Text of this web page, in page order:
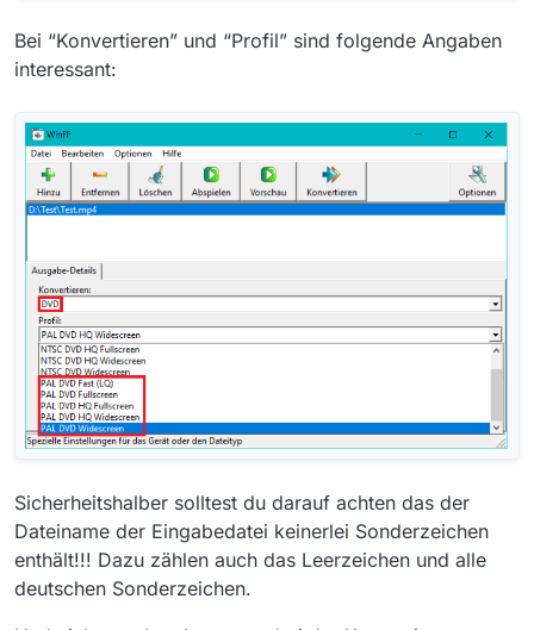
Bei “Konvertieren” und “Profil” sind folgende Angaben
interessant:
Sicherheitshalber solltest du darauf achten das der
Dateiname der Eingabedatei keinerlei Sonderzeichen
enthält!!! Dazu zählen auch das Leerzeichen und alle
deutschen Sonderzeichen.